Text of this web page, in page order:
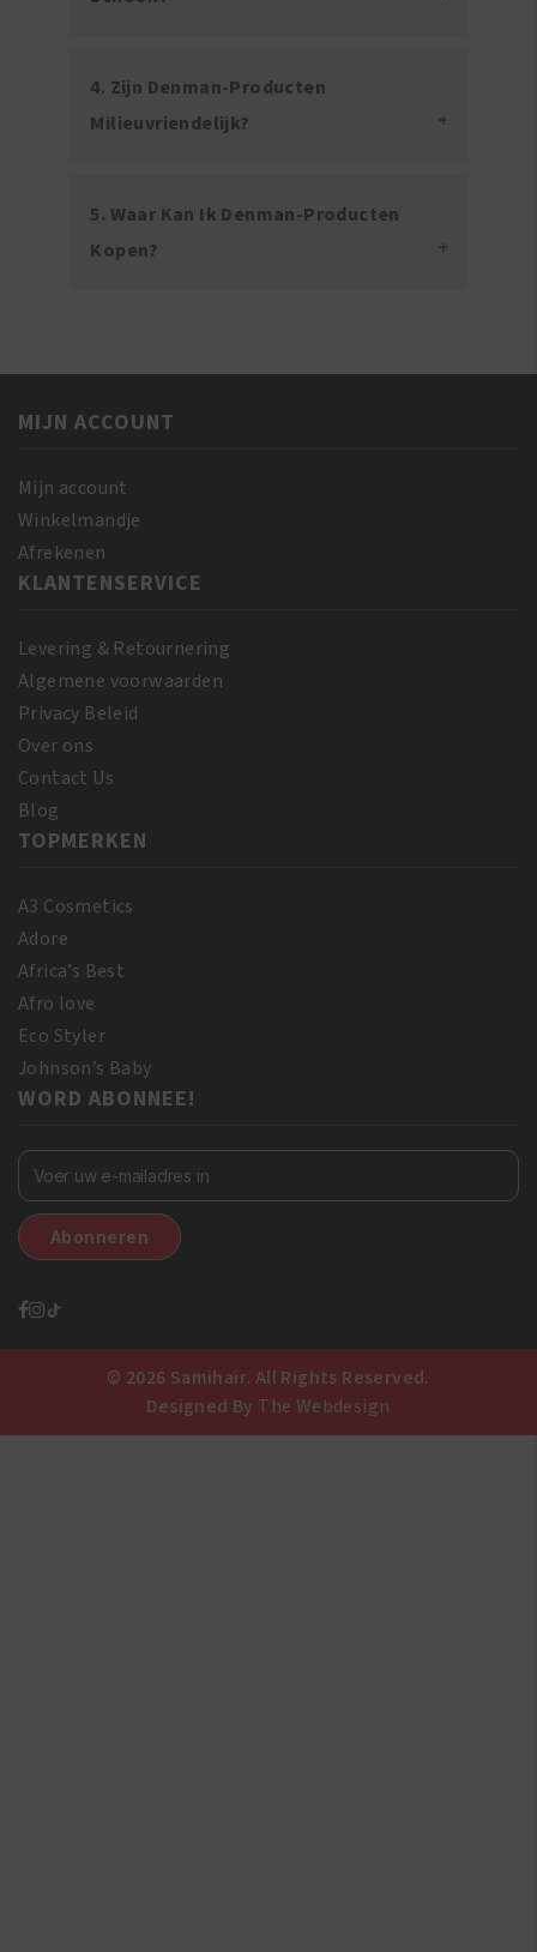
4. Zijn Denman-Producten
Milieuvriendelijk?
5. Waar Kan Ik Denman-Producten
Kopen?
MIJN ACCOUNT
Mijn account
Winkelmandje
Afrekenen
KLANTENSERVICE
Levering & Retournering
Algemene voorwaarden
Privacy Beleid
Over ons
Contact Us
Blog
TOPMERKEN
A3 Cosmetics
Adore
Africa’s Best
Afro love
Eco Styler
Johnson’s Baby
WORD ABONNEE!
© 2026 Samihair. All Rights Reserved.
Designed By The Webdesign